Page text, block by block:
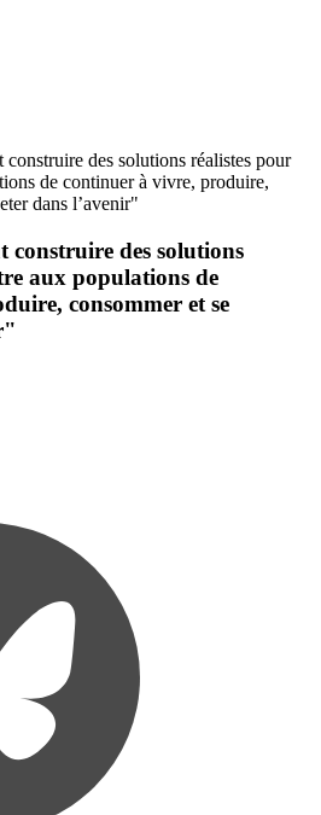
des solutions réalistes pour
de continuer à vivre, produire,
dans l’avenir"
des solutions
aux populations de
consommer et se